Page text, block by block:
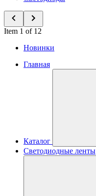
Item 1 of 12
Новинки
Главная
Каталог
Светодиодные ленты